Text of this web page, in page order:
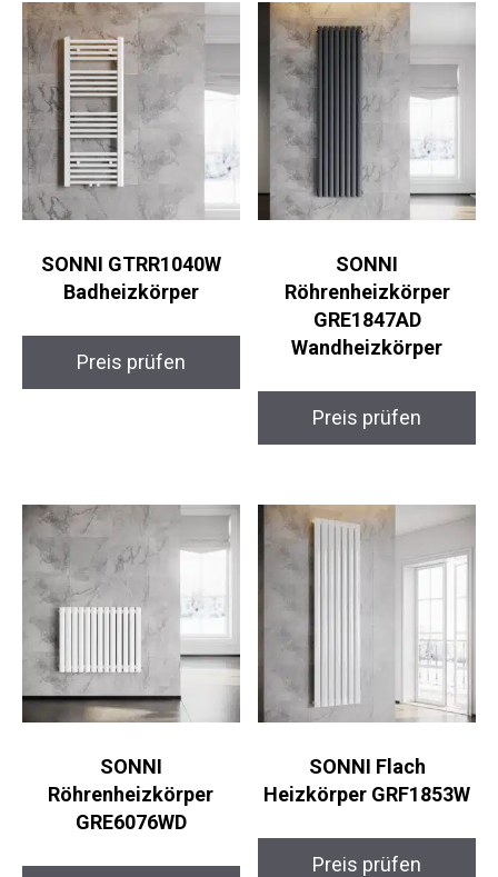
SONNI GTRR1040W
Badheizkörper
Preis prüfen
SONNI
Röhrenheizkörper
GRE1847AD
Wandheizkörper
Preis prüfen
SONNI
Röhrenheizkörper
GRE6076WD
SONNI Flach
Heizkörper GRF1853W
Preis prüfen